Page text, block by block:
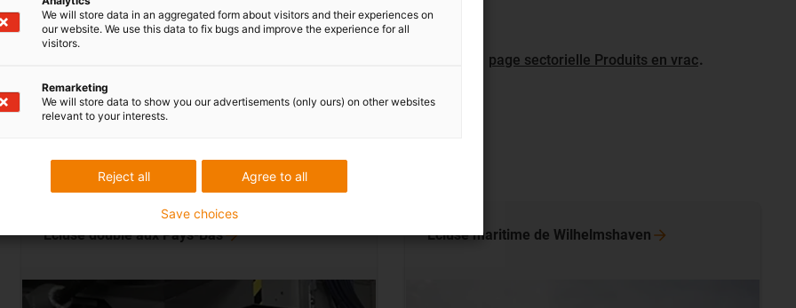
page sectorielle Produits en vrac.
Ecluse double auxPays-Bas Ecluse maritime de Wilhelmshaven
We will store data in an aggregated form about visitors and their experiences on
our website. We use this data to fix bugs and improve the experience for all
visitors.
Remarketing
We will store data to show you our advertisements (only ours) on other websites
relevant to your interests.
Agree to all
Reject all
Save choices